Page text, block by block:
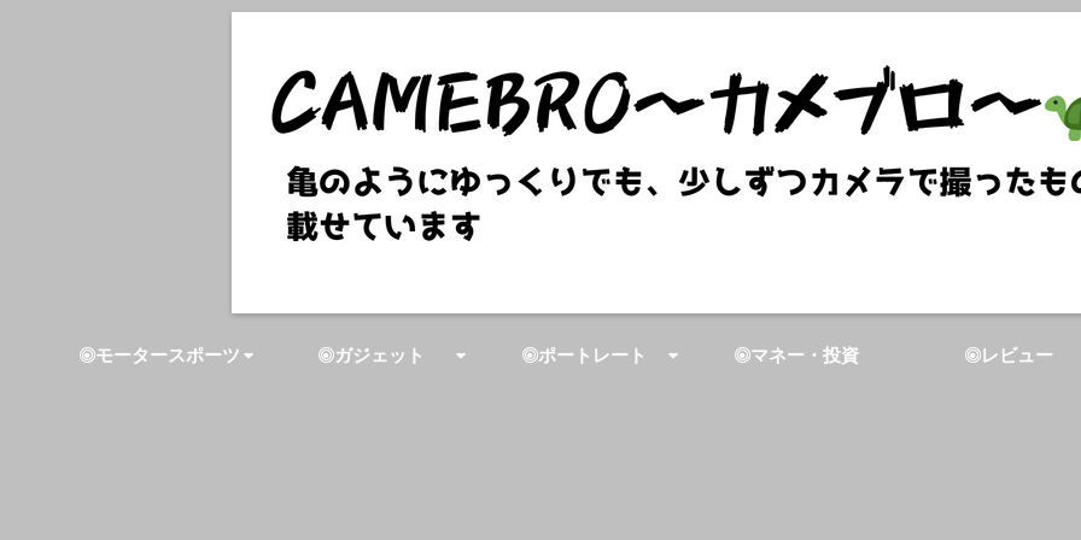
モータースポーツ ガジェット ポートレート マネー・投資 レビュー